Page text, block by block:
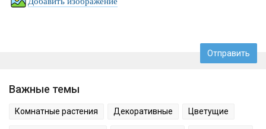
Важные темы
Комнатные растения Декоративные Цветущие